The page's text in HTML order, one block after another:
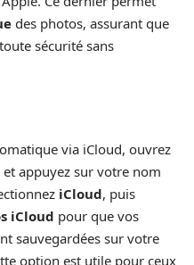
des photos, assurant que
sécurité sans
via iCloud, ouvrez
appuyez sur votre nom
iCloud, puis
iCloud pour que vos
sauvegardées sur votre
option est utile pour ceux